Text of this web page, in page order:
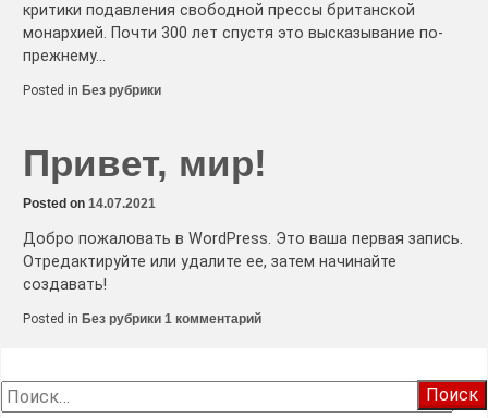
критики подавления свободной прессы британской
монархией. Почти 300 лет спустя это высказывание по-
прежнему…
Posted in Без рубрики
Привет, мир!
Posted on 14.07.2021
Добро пожаловать в WordPress. Это ваша первая запись.
Отредактируйте или удалите ее, затем начинайте
создавать!
Posted in Без рубрики 1 комментарийк
Найти: